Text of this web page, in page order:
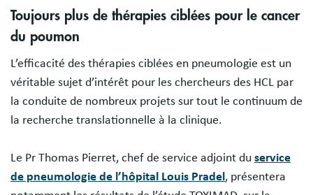
Toujours plus de thérapies ciblées pour le cancer
du poumon
L’efficacité des thérapies ciblées en pneumologie est un
véritable sujet d’intérêt pour les chercheurs des HCL par
la conduite de nombreux projets sur tout le continuum de
la recherche translationnelle à la clinique.
Le Pr Thomas Pierret, chef de service adjoint du service
de pneumologie de l’hôpital Louis Pradel , présentera